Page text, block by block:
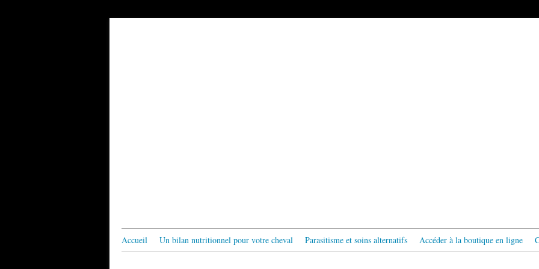
Accueil Un bilan nutritionnel pour votre cheval Parasitisme et soins alternatifs Accéder à la boutique en ligne